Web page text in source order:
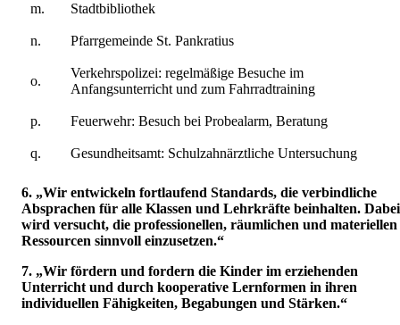
m. Stadtbibliothek
n. Pfarrgemeinde St. Pankratius
o.
Verkehrspolizei: regelmäßige Besuche im
Anfangsunterricht und zum Fahrradtraining
p. Feuerwehr: Besuch bei Probealarm, Beratung
q. Gesundheitsamt: Schulzahnärztliche Untersuchung
6. „Wir entwickeln fortlaufend Standards, die verbindliche
Absprachen für alle Klassen und Lehrkräfte beinhalten. Dabei
wird versucht, die professionellen, räumlichen und materiellen
Ressourcen sinnvoll einzusetzen.“
7. „Wir fördern und fordern die Kinder im erziehenden
Unterricht und durch kooperative Lernformen in ihren
individuellen Fähigkeiten, Begabungen und Stärken.“